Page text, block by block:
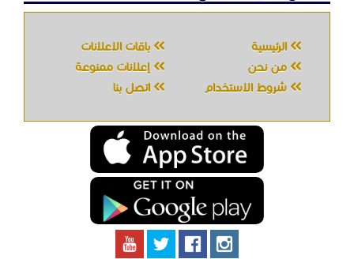
الرئيسية
باقات الإعلانات
من نحن
إعلانات ممنوعة
شروط الاستخدام
اتصل بنا